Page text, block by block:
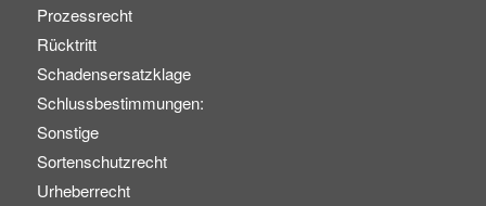
Prozessrecht
Rücktritt
Schadensersatzklage
Schlussbestimmungen:
Sonstige
Sortenschutzrecht
Urheberrecht